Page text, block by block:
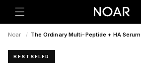
na
Noar / The Ordinary Multi-Peptide + HA Serum
BESTSELER